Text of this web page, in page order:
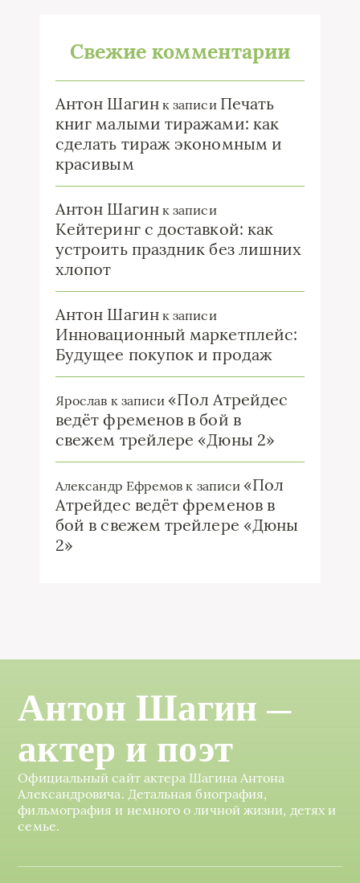
Свежие комментарии
Антон Шагинк записи Печать
книг малыми тиражами: как
сделать тираж экономным и
красивым
Антон Шагинк записи
Кейтеринг с доставкой: как
устроить праздник без лишних
хлопот
Антон Шагинк записи
Инновационный маркетплейс:
Будущее покупок и продаж
Ярослав к записи«Пол Атрейдес
ведёт фременов в бой в
свежем трейлере «Дюны 2»
Александр Ефремов к записи«Пол
Атрейдес ведёт фременов в
бой в свежем трейлере «Дюны
2»
Антон Шагин —
актер и поэт
Официальный сайт актера Шагина Антона
Александровича. Детальная биография,
фильмография и немного о личной жизни, детях и
семье.